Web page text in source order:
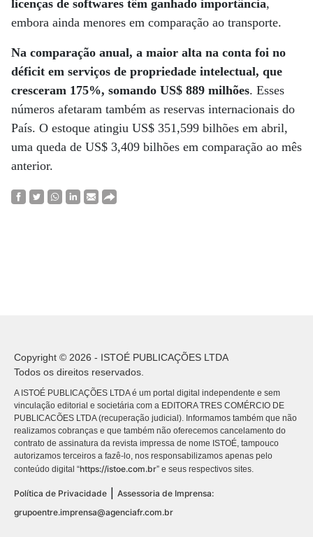
licenças de softwares têm ganhado importância,
embora ainda menores em comparação ao transporte.
Na comparação anual, a maior alta na conta foi no
déficit em serviços de propriedade intelectual, que
cresceram 175%, somando US$ 889 milhões. Esses
números afetaram também as reservas internacionais do
País. O estoque atingiu US$ 351,599 bilhões em abril,
uma queda de US$ 3,409 bilhões em comparação ao mês
anterior.
Copyright © 2026 - ISTOÉ PUBLICAÇÕES LTDA
Todos os direitos reservados.
A ISTOÉ PUBLICAÇÕES LTDA é um portal digital independente e sem
vinculação editorial e societária com a EDITORA TRES COMÉRCIO DE
PUBLICACÕES LTDA (recuperação judicial). Informamos também que não
realizamos cobranças e que também não oferecemos cancelamento do
contrato de assinatura da revista impressa de nome ISTOÉ, tampouco
autorizamos terceiros a fazê-lo, nos responsabilizamos apenas pelo
conteúdo digital “https://istoe.com.br” e seus respectivos sites.
Política de Privacidade
Assessoria de Imprensa:
grupoentre.imprensa@agenciafr.com.br